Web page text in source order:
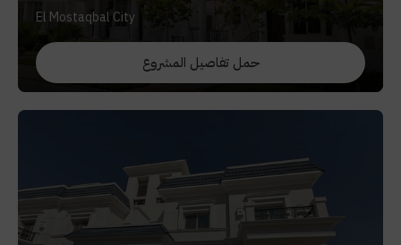
El Mostaqbal City
حمل تفاصيل المشروع